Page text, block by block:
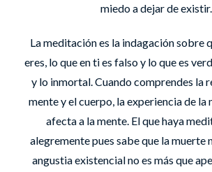
miedo a dejar de existir.
La meditación es la indagación sobre
eres, lo que en ti es falso y lo que es
y lo inmortal. Cuando comprendes la
mente y el cuerpo, la experiencia de la
afecta a la mente. El que haya
alegremente pues sabe que la muerte
angustia existencial no es más que